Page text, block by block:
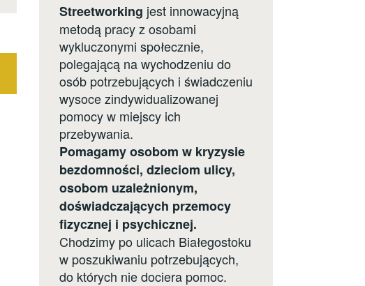
Streetworking jest innowacyjną
metodą pracy z osobami
wykluczonymi społecznie,
polegającą na wychodzeniu do
osób potrzebujących i świadczeniu
wysoce zindywidualizowanej
pomocy w miejscy ich
przebywania.
Pomagamy osobom w kryzysie
bezdomności, dzieciom ulicy,
osobom uzależnionym,
doświadczających przemocy
fizycznej i psychicznej.
Chodzimy po ulicach Białegostoku
w poszukiwaniu potrzebujących,
do których nie dociera pomoc.